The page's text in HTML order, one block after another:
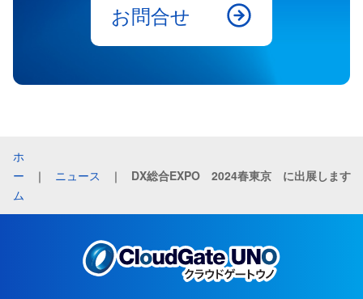
お問合せ
ホ
ー
ム
｜ ニュース ｜ DX総合EXPO 2024春東京 に出展します